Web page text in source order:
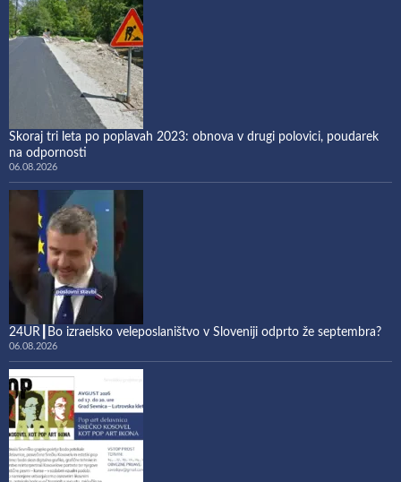
Skoraj tri leta po poplavah 2023: obnova v drugi polovici, poudarek
na odpornosti
06.08.2026
24UR┃Bo izraelsko veleposlaništvo v Sloveniji odprto že septembra?
06.08.2026